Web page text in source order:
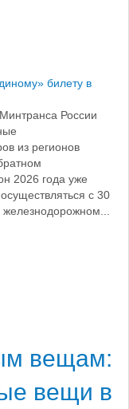
России
из регионов
2026 года уже
с 30
вещам:
вещи в